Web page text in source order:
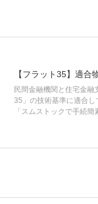
【フラット35】適合
民間金融機関と住宅金融
35」の技術基準に適合し
「スムストックで手続簡